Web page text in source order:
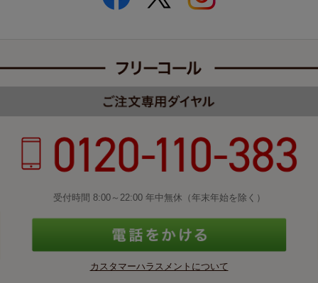
受付時間 8:00～22:00 年中無休（年末年始を除く）
カスタマーハラスメントについて